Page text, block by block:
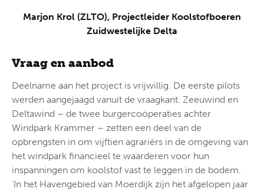
Marjon Krol (ZLTO), Projectleider Koolstofboeren
Zuidwestelijke Delta
Vraag en aanbod
Deelname aan het project is vrijwillig. De eerste pilots
werden aangejaagd vanuit de vraagkant. Zeeuwind en
Deltawind – de twee burgercoöperaties achter
Windpark Krammer – zetten een deel van de
opbrengsten in om vijftien agrariërs in de omgeving van
het windpark financieel te waarderen voor hun
inspanningen om koolstof vast te leggen in de bodem.
‘In het Havengebied van Moerdijk zijn het afgelopen jaar